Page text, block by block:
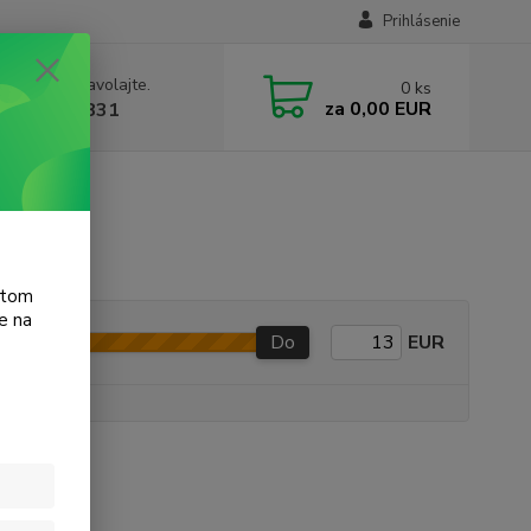
Prihlásenie
si rady? Zavolajte.
615 831
0 ks
za 0,00 EUR
325
Do EUR
na